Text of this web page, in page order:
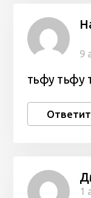
9
тьфу тьфу
1